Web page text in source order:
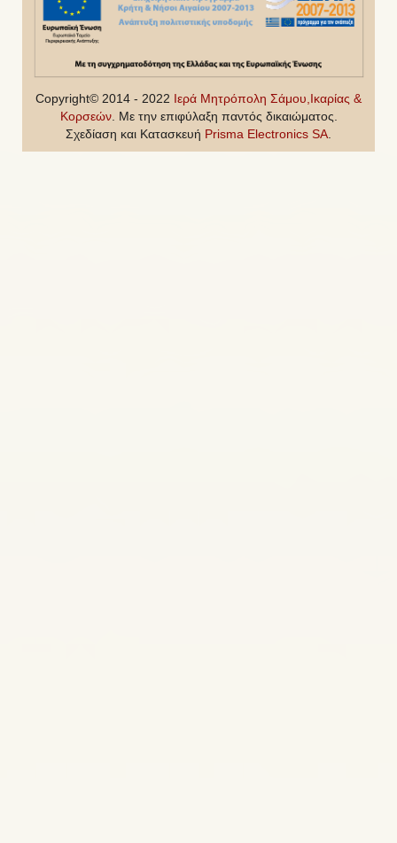
Copyright© 2014 - 2022 Ιερά Μητρόπολη Σάμου,Ικαρίας &
Κορσεών. Με την επιφύλαξη παντός δικαιώματος.
Σχεδίαση και Κατασκευή Prisma Electronics SA.